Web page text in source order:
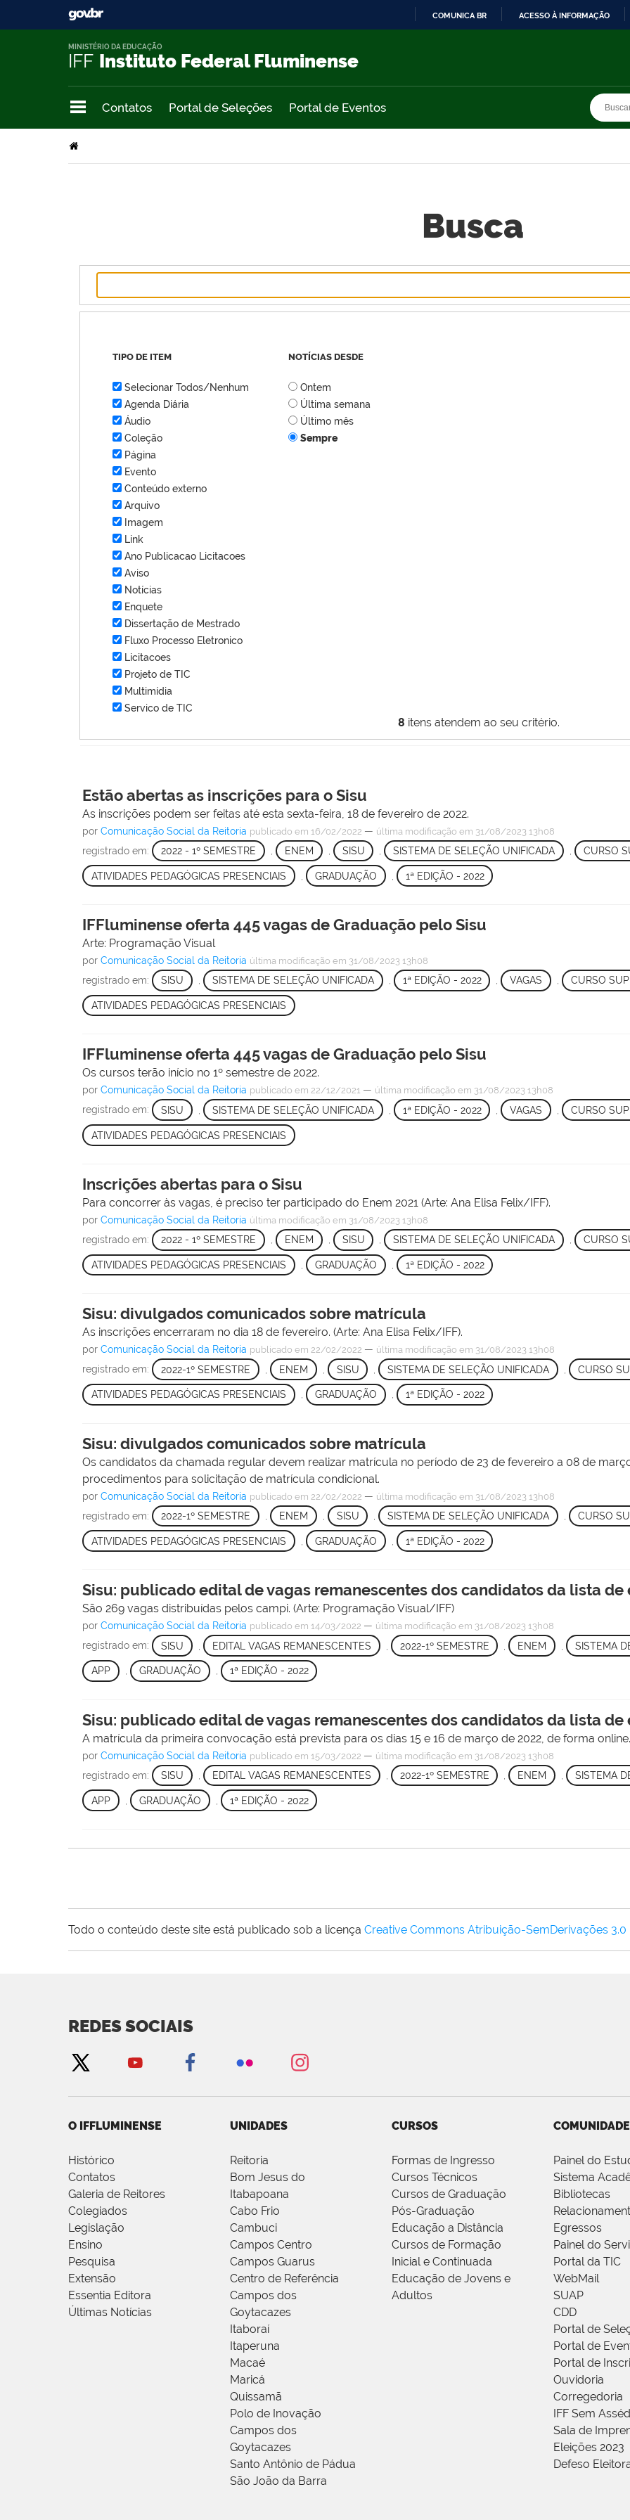
COMUNICA BR ACESSO À INFORMAÇÃO
IFF Instituto Federal Fluminense
MINISTÉRIO DA EDUCAÇÃO
Contatos Portal de Seleções Portal de Eventos
Busca
8 itens atendem ao seu critério.
TIPO DE ITEM
Selecionar Todos/Nenhum
Agenda Diária
Áudio
Coleção
Página
Evento
Conteúdo externo
Arquivo
Imagem
Link
Ano Publicacao Licitacoes
Aviso
Notícias
Enquete
Dissertação de Mestrado
Fluxo Processo Eletronico
Licitacoes
Projeto de TIC
Multimídia
Servico de TIC
NOTÍCIAS DESDE
Ontem
Última semana
Último mês
Sempre
Estão abertas as inscrições para o Sisu
As inscrições podem ser feitas até esta sexta-feira, 18 de fevereiro de 2022.
porComunicação Social da Reitoria publicado em 16/02/2022 — última modificação em 31/08/2023 13h08
registrado em: 2022 - 1º SEMESTRE ENEM SISU , SISTEMA DE SELEÇÃO UNIFICADA , CURSO
ATIVIDADES PEDAGÓGICAS PRESENCIAIS GRADUAÇÃO 1ª EDIÇÃO - 2022
IFFluminense oferta 445 vagas de Graduação pelo Sisu
Arte: Programação Visual
porComunicação Social da Reitoria última modificação em 31/08/2023 13h08
registrado em: SISU , SISTEMA DE SELEÇÃO UNIFICADA , 1ª EDIÇÃO - 2022 , VAGAS , CURSO
ATIVIDADES PEDAGÓGICAS PRESENCIAIS
IFFluminense oferta 445 vagas de Graduação pelo Sisu
Os cursos terão início no 1º semestre de 2022.
porComunicação Social da Reitoria publicado em 22/12/2021 — última modificação em 31/08/2023 13h08
registrado em: SISU SISTEMA DE SELEÇÃO UNIFICADA 1ª EDIÇÃO - 2022 , VAGAS , CURSO
ATIVIDADES PEDAGÓGICAS PRESENCIAIS
Inscrições abertas para o Sisu
Para concorrer às vagas, é preciso ter participado do Enem 2021 (Arte: Ana Elisa Felix/IFF).
porComunicação Social da Reitoria última modificação em 31/08/2023 13h08
registrado em: 2022 - 1º SEMESTRE , ENEM , SISU , SISTEMA DE SELEÇÃO UNIFICADA , CURSO
ATIVIDADES PEDAGÓGICAS PRESENCIAIS GRADUAÇÃO 1ª EDIÇÃO - 2022
Sisu: divulgados comunicados sobre matrícula
As inscrições encerraram no dia 18 de fevereiro. (Arte: Ana Elisa Felix/IFF).
porComunicação Social da Reitoria publicado em 22/02/2022 — última modificação em 31/08/2023 13h08
registrado em: 2022-1º SEMESTRE ENEM SISU , SISTEMA DE SELEÇÃO UNIFICADA , CURSO
ATIVIDADES PEDAGÓGICAS PRESENCIAIS , GRADUAÇÃO , 1ª EDIÇÃO - 2022
Sisu: divulgados comunicados sobre matrícula
Os candidatos da chamada regular devem realizar matrícula no período de 23 de fevereiro a 08 de
procedimentos para solicitação de matrícula condicional.
porComunicação Social da Reitoria publicado em 22/02/2022 — última modificação em 31/08/2023 13h08
registrado em: 2022-1º SEMESTRE ENEM SISU , SISTEMA DE SELEÇÃO UNIFICADA , CURSO
ATIVIDADES PEDAGÓGICAS PRESENCIAIS GRADUAÇÃO 1ª EDIÇÃO - 2022
Sisu: publicado edital de vagas remanescentes dos candidatos da lista de
São 269 vagas distribuídas pelos campi. (Arte: Programação Visual/IFF)
porComunicação Social da Reitoria publicado em 14/03/2022 — última modificação em 31/08/2023 13h08
registrado em: SISU EDITAL VAGAS REMANESCENTES 2022-1º SEMESTRE , ENEM , SISTEMA
APP , GRADUAÇÃO , 1ª EDIÇÃO - 2022
Sisu: publicado edital de vagas remanescentes dos candidatos da lista de
A matrícula da primeira convocação está prevista para os dias 15 e 16 de março de 2022, de forma online.
porComunicação Social da Reitoria publicado em 15/03/2022 — última modificação em 31/08/2023 13h08
registrado em: SISU EDITAL VAGAS REMANESCENTES 2022-1º SEMESTRE , ENEM , SISTEMA
APP GRADUAÇÃO 1ª EDIÇÃO - 2022
Todo o conteúdo deste site está publicado sob a licença Creative Commons Atribuição-SemDerivações
REDES SOCIAIS
O IFFLUMINENSE
Histórico
Contatos
Galeria de Reitores
Colegiados
Legislação
Ensino
Pesquisa
Extensão
Essentia Editora
Últimas Notícias
UNIDADES
Reitoria
Bom Jesus do
Itabapoana
Cabo Frio
Cambuci
Campos Centro
Campos Guarus
Centro de Referência
Campos dos
Goytacazes
Itaboraí
Itaperuna
Macaé
Maricá
Quissamã
Polo de Inovação
Campos dos
Goytacazes
Santo Antônio de Pádua
São João da Barra
CURSOS
Formas de Ingresso
Cursos Técnicos
Cursos de Graduação
Pós-Graduação
Educação a Distância
Cursos de Formação
Inicial e Continuada
Educação de Jovens e
Adultos
COMUNIDADE
Painel do
Sistema
Bibliotecas
Egressos
Painel do
Portal da TIC
WebMail
SUAP
CDD
Portal de
Portal de
Portal de
Ouvidoria
Corregedoria
IFF Sem
Sala de
Eleições 2023
Defeso